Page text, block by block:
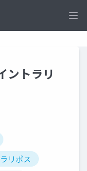
ントラリ
リポス